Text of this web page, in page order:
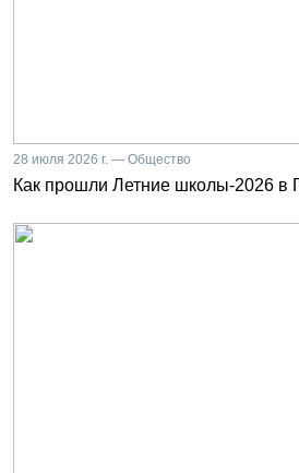
28 июля 2026 г. — Общество
Как прошли Летние школы-2026 в